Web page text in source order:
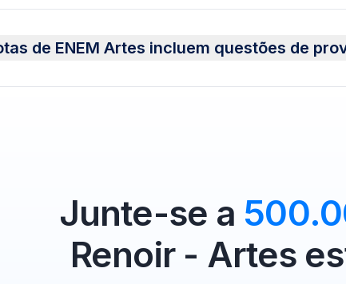
de ENEM Artes incluem questões de
Junte-se a
Renoir - Artes